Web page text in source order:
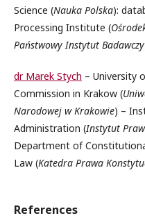
Science (Nauka Polska):
Processing Institute (
Państwowy Instytut Badawczy
dr Marek Stych – University
Commission in Krakow (
Narodowej w Krakowie) –
Administration (Instytut
Department of
Law (Katedra Prawa
References